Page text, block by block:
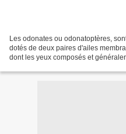
Les odonates ou odonatoptères,
dotés de deux paires d'ailes
dont les yeux composés et